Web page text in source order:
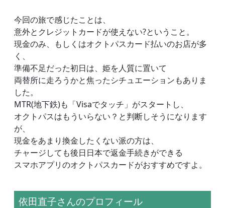
今回の旅で感じたことは、
意外とクレジットカードが使えない?ということ。
現金のみ、もしくはオクトパスカード払いのお店が多
く、
準備不足だった初日は、姫を人質に置いて
両替所に走ろうかと焦ったシチュエーションもありま
した。
MTR(地下鉄)も「Visaでタッチ」がスタートし、
オクトパスはもういらない？と判断しそうになります
が、
現金をあまり換金したくない派の方は、
チャージしても後日日本で返金手続きができる
スマホアプリのオクトパスカードがおすすめですよ。
依田直子さんのプロフィール